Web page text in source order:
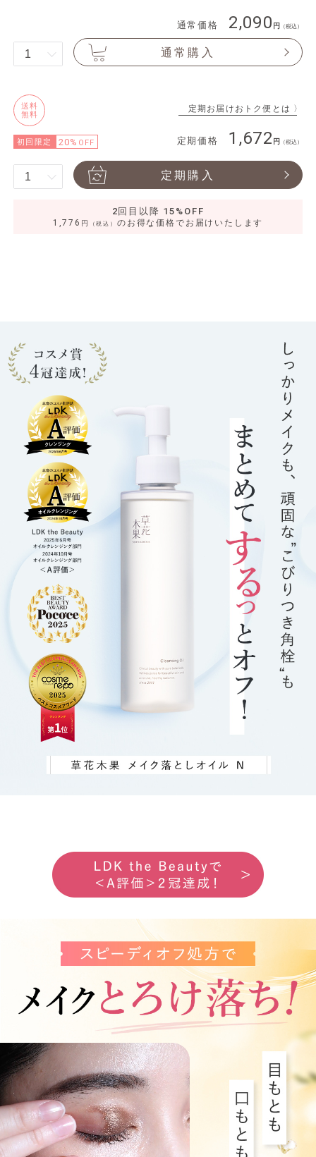
通常価格 2,090 （税込）
通常購入
初回限定 20% OFF
定期お届けおトク便とは 〉
定期価格
送料
無料
1,672 （税込）
定期購入
2回目以降 15%OFF
1,776 円 （税込） のお得な価格でお届けいたします